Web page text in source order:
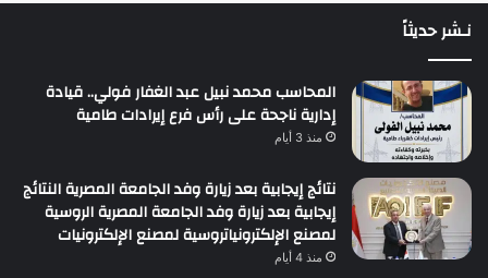
نـشر حديثاً
المحاسب محمد نبيل عبد الغفار فولي.. قيادة
إدارية ناجحة على رأس فرع إيرادات طامية
منذ 3 أيام
نتائج إيجابية بعد زيارة وفد الجامعة المصرية النتائج
إيجابية بعد زيارة وفد الجامعة المصرية الروسية
لمصنع الإلكترونياتروسية لمصنع الإلكترونيات
منذ 4 أيام